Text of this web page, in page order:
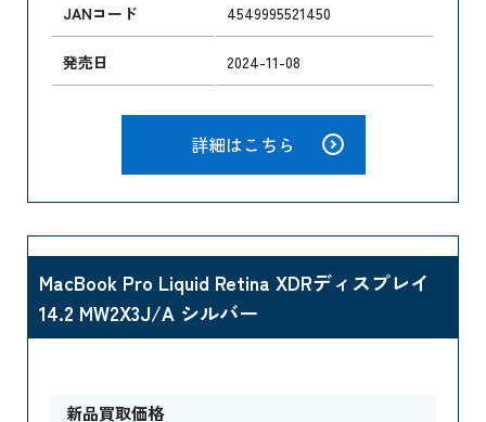
JANコード 4549995521450
発売日 2024-11-08
詳細はこちら
MacBook Pro Liquid Retina XDRディスプレイ
14.2 MW2X3J/A シルバー
新品買取価格